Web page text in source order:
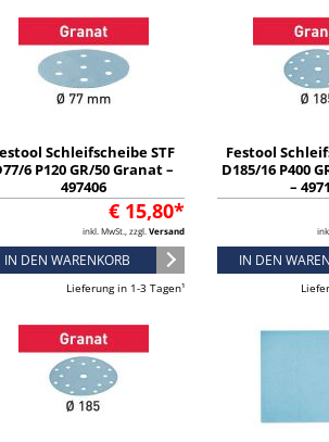
Schleifscheibe STF
6 P120 GR/50 Granat –
497406
€ 15,80*
inkl. MwSt., zzgl. Versand
IN DEN WARENKORB
Lieferung in 1-3 Tagen¹
Festool
D185/16 P400
–
IN DEN